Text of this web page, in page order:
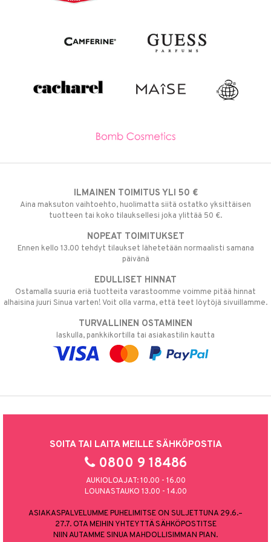
ILMAINEN TOIMITUS YLI 50 €
Aina maksuton vaihtoehto, huolimatta siitä ostatko yksittäisen
tuotteen tai koko tilauksellesi joka ylittää 50 €.
NOPEAT TOIMITUKSET
Ennen kello 13.00 tehdyt tilaukset lähetetään normaalisti samana
päivänä
EDULLISET HINNAT
Ostamalla suuria eriä tuotteita varastoomme voimme pitää hinnat
alhaisina juuri Sinua varten! Voit olla varma, että teet löytöjä sivuillamme.
TURVALLINEN OSTAMINEN
laskulla, pankkikortilla tai asiakastilin kautta
SOITA TAI LAITA MEILLE SÄHKÖPOSTIA
0800 9 18486
AUKIOLOAJAT: 10.00 - 16.00
LOUNASTAUKO 13.00 - 14.00
ASIAKASPALVELUMME PUHELIMITSE ON SULJETTUNA 29.6.–
27.7. OTA MEIHIN YHTEYTTÄ SÄHKÖPOSTITSE
NIIN AUTAMME SINUA MAHDOLLISIMMAN PIAN.